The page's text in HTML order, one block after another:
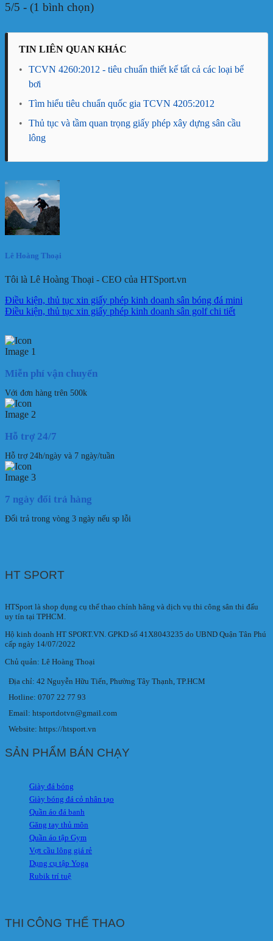
5/5 - (1 bình chọn)
TIN LIÊN QUAN KHÁC
•
TCVN 4260:2012 - tiêu chuẩn thiết kế tất cả các loại bể
bơi
•
Tìm hiểu tiêu chuẩn quốc gia TCVN 4205:2012
•
Thủ tục và tầm quan trọng giấy phép xây dựng sân cầu
lông
Lê Hoàng Thoại
Tôi là Lê Hoàng Thoại - CEO của HTSport.vn
Điều kiện, thủ tục xin giấy phép kinh doanh sân bóng đá mini
Điều kiện, thủ tục xin giấy phép kinh doanh sân golf chi tiết
Miễn phí vận chuyển
Với đơn hàng trên 500k
Hỗ trợ 24/7
Hỗ trợ 24h/ngày và 7 ngày/tuần
7 ngày đổi trả hàng
Đổi trả trong vòng 3 ngày nếu sp lỗi
HT SPORT
HTSport là shop dụng cụ thể thao chính hãng và dịch vụ thi công sân thi đấu
uy tín tại TPHCM.
Hộ kinh doanh HT SPORT.VN. GPKD số 41X8043235 do UBND Quận Tân Phú
cấp ngày 14/07/2022
Chủ quản: Lê Hoàng Thoại
Địa chỉ: 42 Nguyễn Hữu Tiến, Phường Tây Thạnh, TP.HCM
Hotline: 0707 22 77 93
Email: htsportdotvn@gmail.com
Website: https://htsport.vn
SẢN PHẨM BÁN CHẠY
Giày đá bóng
Giày bóng đá cỏ nhân tạo
Quần áo đá banh
Găng tay thủ môn
Quần áo tập Gym
Vợt cầu lông giá rẻ
Dụng cụ tập Yoga
Rubik trí tuệ
THI CÔNG THỂ THAO